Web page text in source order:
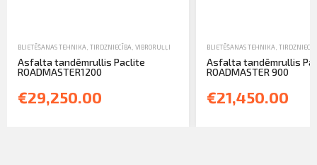
BLIETĒŠANAS TEHNIKA TIRDZNIECĪBA VIBRORUĻĻI
Asfalta tandēmrullis Paclite
ROADMASTER1200
€29,250.00
BLIETĒŠANAS TEHNIKA
Asfalta tandēmrullis
ROADMASTER 900
€21,450.00